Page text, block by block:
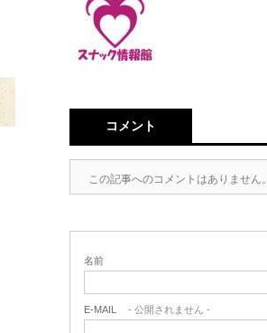
コメント
この記事へのコメントはありません。
名前
E-MAIL - 公開されません -